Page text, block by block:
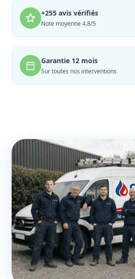
+255 avis vérifiés
Note moyenne 4.8/5
Garantie 12 mois
Sur toutes nos interventions